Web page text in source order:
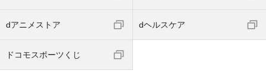
dアニメストア dヘルスケア
ドコモスポーツくじ